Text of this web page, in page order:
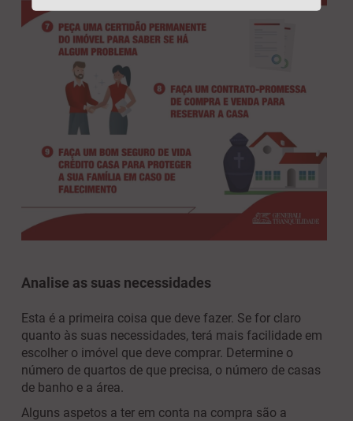
Analise as suas necessidades
Esta é a primeira coisa que deve fazer. Se for claro
quanto às suas necessidades, terá mais facilidade em
escolher o imóvel que deve comprar. Determine o
número de quartos de que precisa, o número de casas
de banho e a área.
Alguns aspetos a ter em conta na compra são a